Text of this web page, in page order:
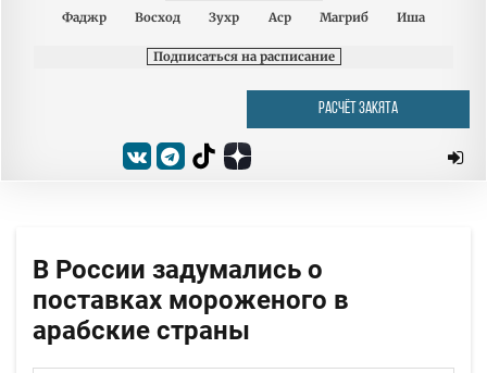
Фаджр
Восход Зухр Аср Магриб Иша
Подписаться на расписание
РАСЧЁТ ЗАКЯТА
В России задумались о
поставках мороженого в
арабские страны